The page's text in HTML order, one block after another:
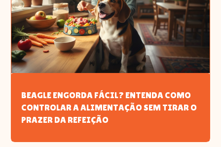
BEAGLE ENGORDA FÁCIL? ENTENDA COMO
CONTROLAR A ALIMENTAÇÃO SEM TIRAR O
PRAZER DA REFEIÇÃO